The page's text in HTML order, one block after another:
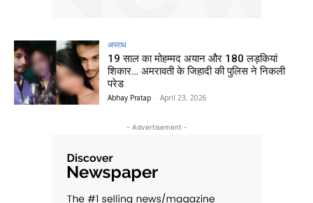
अपराध
19 साल का मोहम्मद अयान और 180 लड़कियां
शिकार… अमरावती के जिहादी की पुलिस ने निकली
परेड
Abhay Pratap - April 23, 2026
- Advertisement -